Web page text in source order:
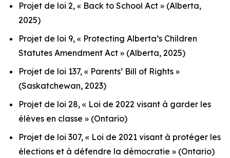
Projet de loi 2, « Back to School Act » (Alberta,
2025)
Projet de loi 9, « Protecting Alberta’s Children
Statutes Amendment Act » (Alberta, 2025)
Projet de loi 137, « Parents’ Bill of Rights »
(Saskatchewan, 2023)
Projet de loi 28, « Loi de 2022 visant à garder les
élèves en classe » (Ontario)
Projet de loi 307, « Loi de 2021 visant à protéger les
élections et à défendre la démocratie » (Ontario)